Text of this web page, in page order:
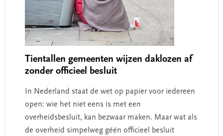
Tientallen gemeenten wijzen daklozen af
zonder officieel besluit
In Nederland staat de wet op papier voor iedereen
open: wie het niet eens is met een
overheidsbesluit, kan bezwaar maken. Maar wat als
de overheid simpelweg géén officieel besluit